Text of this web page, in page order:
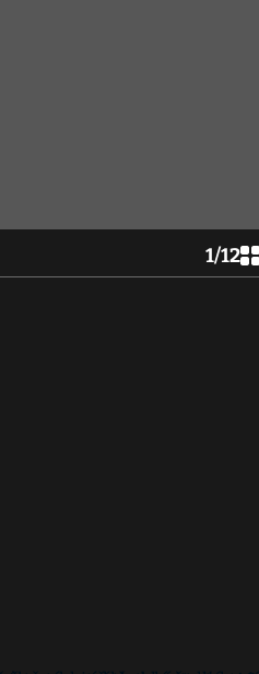
1/12